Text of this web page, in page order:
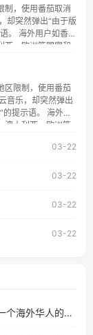
制，使用番茄取消
香
亚、欧洲等国家和
的
「海外用户收听腾
香港、澳门、台
和地区工作、留
版权限制所困扰。
区限制，使用番茄
语。 海外用
澳大利亚、欧洲等
放。 遇到这
，无论人在香港、
因地区和版权限制
03-22
03-22
03-22
03-22
马来西亚怎么用腾讯视频看欧洲杯直播？一个海外华人的真实困扰与破解